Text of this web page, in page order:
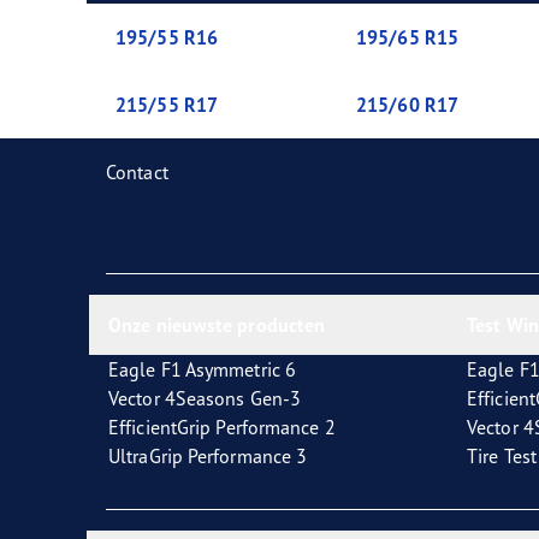
Zorg dragen voor je banden
Goodyear Blimp
195/55 R16 195/65 R15
215/55 R17 215/60 R17
Contact
Eagle F1 Asymmetric 6
Vector 4Seasons Gen-3
EfficientGrip Performance 2
UltraGrip Performance 3
Eagle
Vector
Tire